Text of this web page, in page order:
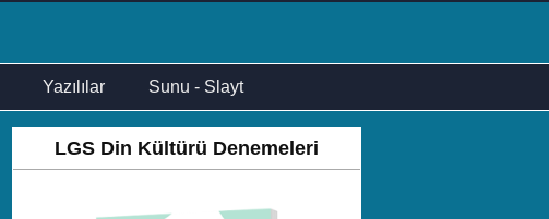
Yazılılar Sunu - Slayt
LGS Din Kültürü Denemeleri